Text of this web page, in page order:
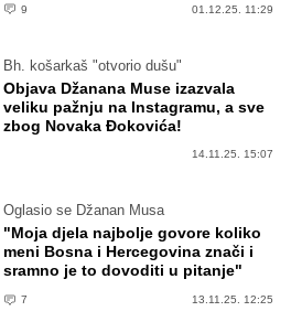
9 01.12.25. 11:29
Bh. košarkaš "otvorio dušu"
Objava Džanana Muse izazvala
veliku pažnju na Instagramu, a sve
zbog Novaka Đokovića!
14.11.25. 15:07
Oglasio se Džanan Musa
"Moja djela najbolje govore koliko
meni Bosna i Hercegovina znači i
sramno je to dovoditi u pitanje"
7 13.11.25. 12:25